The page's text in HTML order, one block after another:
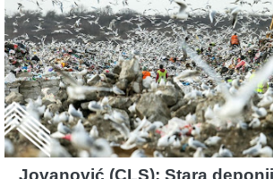
Jovanović (CLS): Stara